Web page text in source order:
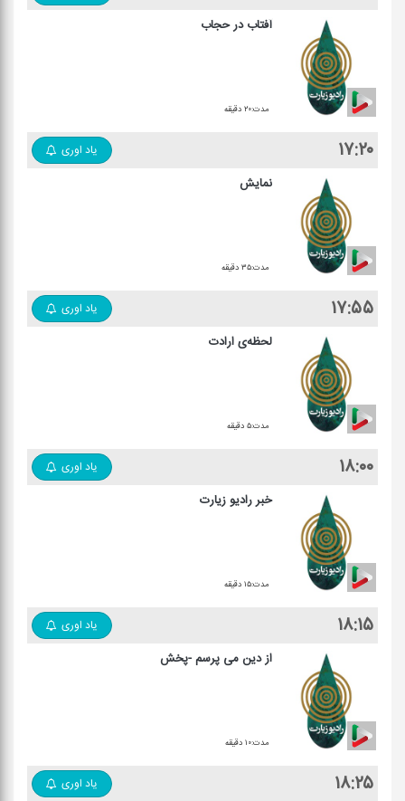
آفتاب در حجاب
مدت:۲۰ دقیقه
۱۷:۲۰ یاد اوری
نمایش
مدت:۳۵ دقیقه
۱۷:۵۵ یاد اوری
لحظه‌ی ارادت
مدت:۵ دقیقه
۱۸:۰۰ یاد اوری
خبر رادیو زیارت
مدت:۱۵ دقیقه
۱۸:۱۵ یاد اوری
از دین می پرسم -پخش
مدت:۱۰ دقیقه
۱۸:۲۵ یاد اوری